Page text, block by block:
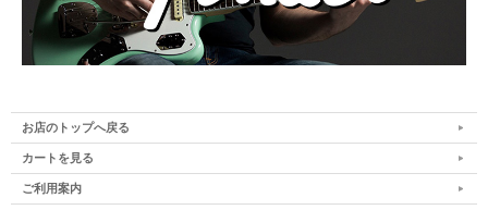
お店のトップへ戻る
カートを見る
ご利用案内